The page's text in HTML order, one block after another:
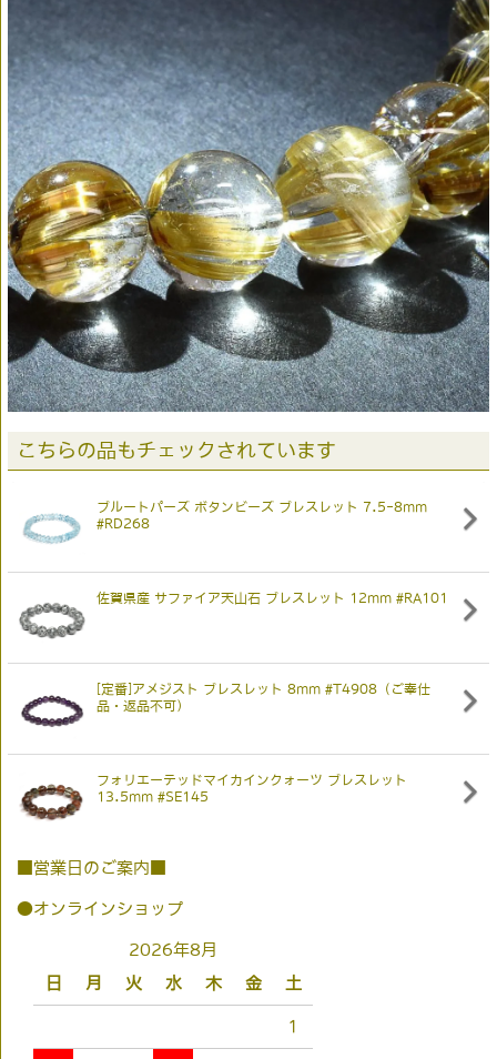
こちらの品もチェックされています
ブルートパーズ ボタンビーズ ブレスレット 7.5-8mm
#RD268
佐賀県産 サファイア天山石 ブレスレット 12mm #RA101
[定番]アメジスト ブレスレット 8mm #T4908（ご奉仕
品・返品不可）
フォリエーテッドマイカインクォーツ ブレスレット
13.5mm #SE145
■営業日のご案内■
●オンラインショップ
2026年8月
日
月 火 水 木 金 土
1